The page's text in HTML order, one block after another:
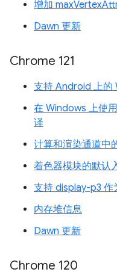
增加
Dawn 更新
Chrome 121
支持 Android 上的
在 Windows 上使
译
计算和渲染通道中
着色器模块的默认
支持 display-p3 作
内存堆信息
Dawn 更新
Chrome 120